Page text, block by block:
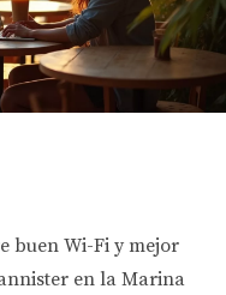
buen Wi-Fi y mejor
en la Marina